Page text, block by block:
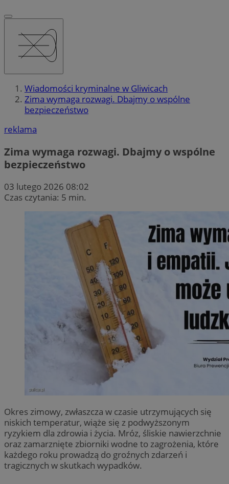
Wiadomości kryminalne w Gliwicach
Zima wymaga rozwagi. Dbajmy o wspólne
bezpieczeństwo
reklama
Zima wymaga rozwagi. Dbajmy o wspólne
bezpieczeństwo
03 lutego 2026 08:02
Czas czytania: 5 min.
Okres zimowy, zwłaszcza w czasie utrzymujących się
niskich temperatur, wiąże się z podwyższonym
ryzykiem dla zdrowia i życia. Mróz, śliskie nawierzchnie
oraz zamarznięte zbiorniki wodne to zagrożenia, które
każdego roku prowadzą do groźnych zdarzeń i
tragicznych w skutkach wypadków.